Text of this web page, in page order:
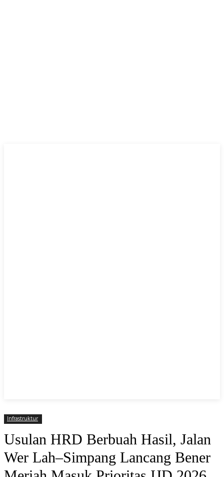
Infrastruktur
Usulan HRD Berbuah Hasil, Jalan
Wer Lah–Simpang Lancang Bener